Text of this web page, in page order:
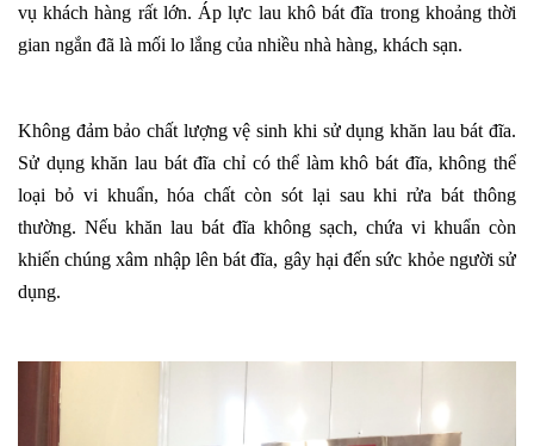
vụ khách hàng rất lớn. Áp lực lau khô bát đĩa trong khoảng thời
gian ngắn đã là mối lo lắng của nhiều nhà hàng, khách sạn.
Không đảm bảo chất lượng vệ sinh khi sử dụng khăn lau bát đĩa.
Sử dụng khăn lau bát đĩa chỉ có thể làm khô bát đĩa, không thể
loại bỏ vi khuẩn, hóa chất còn sót lại sau khi rửa bát thông
thường. Nếu khăn lau bát đĩa không sạch, chứa vi khuẩn còn
khiến chúng xâm nhập lên bát đĩa, gây hại đến sức khỏe người sử
dụng.